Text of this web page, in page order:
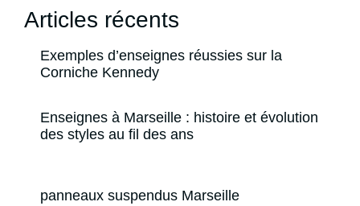
Articles récents
Exemples d’enseignes réussies sur la
Corniche Kennedy
Enseignes à Marseille : histoire et évolution
des styles au fil des ans
panneaux suspendus Marseille